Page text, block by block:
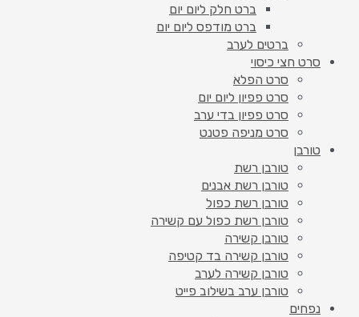
ברט חלק ליום יום
ברט מודפס ליום יום
ברטים לערב
סרט חצי כיסוי
סרט הפלא
סרט פפיון ליום יום
סרט פפיון בדי ערב
סרט מניפה פטנט
טורבן
טורבן רשת
טורבן רשת אבנים
טורבן רשת כפול
טורבן רשת כפול עם קשירה
טורבן קשירה
טורבן קשירה בד קטיפה
טורבן קשירה לערב
טורבן ערב בשילוב פייט
נפחים